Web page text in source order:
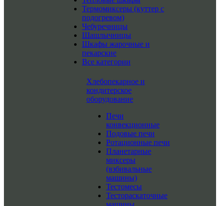
Термомиксеры (куттер с
подогревом)
Чебуречницы
Шашлычницы
Шкафы жарочные и
пекарские
Все категории
Хлебопекарное и
кондитерское
оборудование
Печи
конвекционные
Подовые печи
Ротационные печи
Планетарные
миксеры
(взбивальные
машины)
Тестомесы
Тестораскаточные
машины